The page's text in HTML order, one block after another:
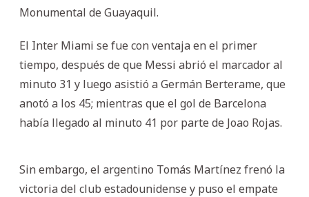
Monumental de Guayaquil.
El Inter Miami se fue con ventaja en el primer
tiempo, después de que Messi abrió el marcador al
minuto 31 y luego asistió a Germán Berterame, que
anotó a los 45; mientras que el gol de Barcelona
había llegado al minuto 41 por parte de Joao Rojas.
Sin embargo, el argentino Tomás Martínez frenó la
victoria del club estadounidense y puso el empate